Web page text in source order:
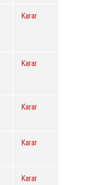
Karar
Karar
Karar
Karar
Karar